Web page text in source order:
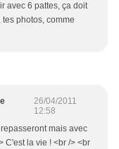
avec 6 pattes, ça doit
photos, comme
26/04/2011
12:58
mais avec
C'est la vie ! <br /> <br